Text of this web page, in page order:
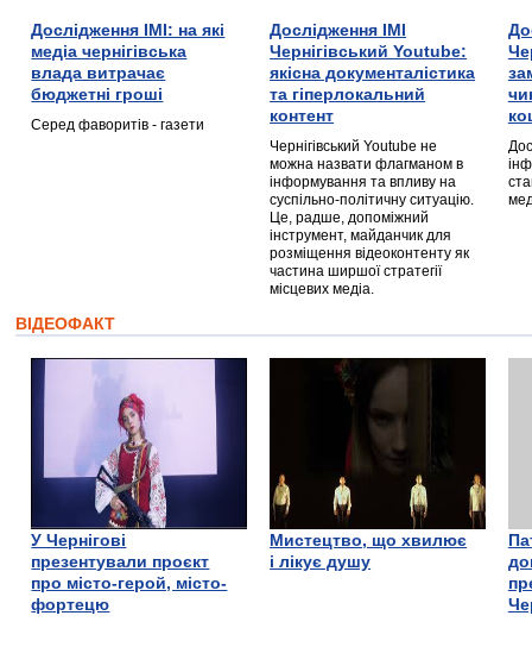
Дослідження ІМІ: на які
медіа чернігівська
влада витрачає
бюджетні гроші
Серед фаворитів - газети
Дослідження ІМІ
Чернігівський Youtube:
якісна документалістика
та гіперлокальний
контент
Чернігівський Youtube не
можна назвати флагманом в
інформування та впливу на
суспільно-політичну ситуацію.
Це, радше, допоміжний
інструмент, майданчик для
розміщення відеоконтенту як
частина ширшої стратегії
місцевих медіа.
ВІДЕОФАКТ
У Чернігові
презентували проєкт
про місто-герой, місто-
фортецю
Мистецтво, що хвилює
і лікує душу